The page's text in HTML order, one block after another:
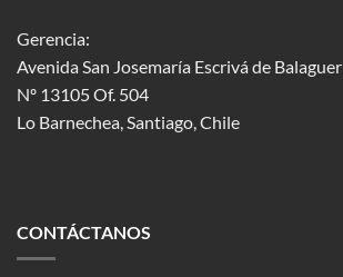
Gerencia:
Avenida San Josemaría Escrivá de Balaguer
Nº 13105 Of. 504
Lo Barnechea, Santiago, Chile
CONTÁCTANOS